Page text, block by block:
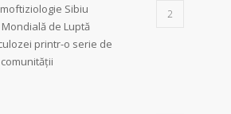
Sibiu
de Luptă
printr-o serie de
2